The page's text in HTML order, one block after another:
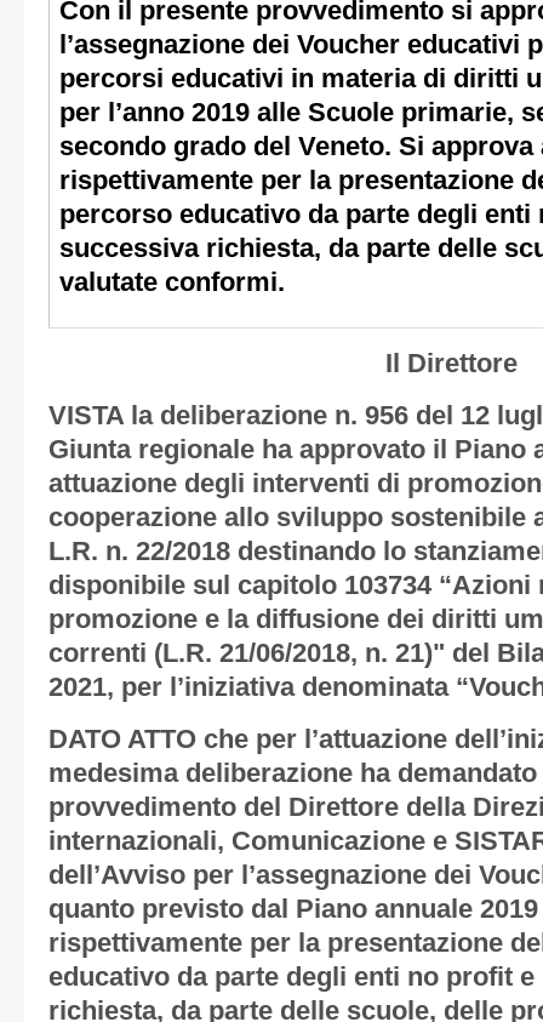
Con il presente provvedimento si
l’assegnazione dei Voucher educativi
percorsi educativi in materia di diritti
per l’anno 2019 alle Scuole primarie,
secondo grado del Veneto. Si
rispettivamente per la presentazione
percorso educativo da parte degli enti
successiva richiesta, da parte delle
valutate conformi.
Il Direttore
VISTA la deliberazione n. 956 del 12
Giunta regionale ha approvato il Piano
attuazione degli interventi di
cooperazione allo sviluppo sostenibile
L.R. n. 22/2018 destinando lo
disponibile sul capitolo 103734 “Azioni
promozione e la diffusione dei diritti
correnti (L.R. 21/06/2018, n. 21)" del
2021, per l’iniziativa denominata
DATO ATTO che per l’attuazione
medesima deliberazione ha
provvedimento del Direttore della
internazionali, Comunicazione e
dell’Avviso per l’assegnazione dei
quanto previsto dal Piano annuale
rispettivamente per la presentazione
educativo da parte degli enti no profit
richiesta, da parte delle scuole, delle